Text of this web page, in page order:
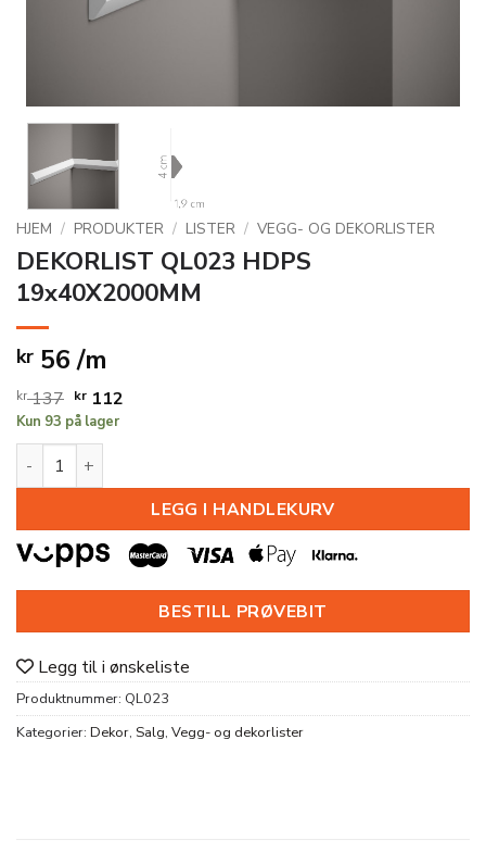
HJEM / PRODUKTER / LISTER / VEGG- OG DEKORLISTER
DEKORLIST QL023 HDPS
19x40X2000MM
kr 56 /m
kr137 Opprinnelig
pris
var:
kr 137.
kr112Nåværende
Kun 93 på lager
DEKORLIST QL023 HDPS 19x40X2000MM antall
LEGG I HANDLEKURV
BESTILL PRØVEBIT
Legg til i ønskeliste
Produktnummer: QL023
Kategorier: Dekor, Salg, Vegg- og dekorlister